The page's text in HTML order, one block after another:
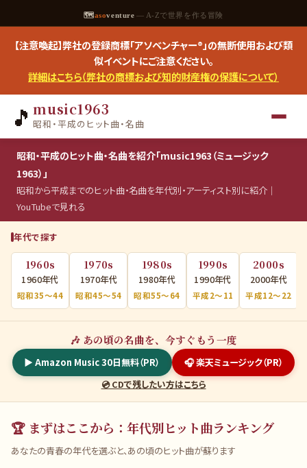
🗺asoventure — A-Zで世界を作る冒険
【注意喚起】弊社の登録商標「アソベンチャー®」の無断使用および類
似イベントにご注意ください。
詳細はこちら（弊社の商標および知的財産権の保護について）
🎵 music1963
昭和・平成のヒット曲・名曲
昭和・平成のヒット曲・名曲を紹介「music1963（ミュージック
1963）」
昭和から平成までのヒット曲・名曲を年代別・アーティスト別に紹介｜
YouTubeで見れる
年代で探す
1960s
1960年代
昭和35〜44
1970s
1970年代
昭和45〜54
1980s
1980年代
昭和55〜64
1990s
1990年代
平成2〜11
2000s
2000年代
平成12〜22
🎶 あの頃の名曲を、今すぐもう一度
▶ Amazon Music 30日無料（PR）
🎧 楽天ミュージック（PR）
💿 CDで残したい方はこちら
🏆 まずはここから：年代別ヒット曲ランキング
あなたの青春の年代を選ぶと、あの頃のヒット曲が蘇ります